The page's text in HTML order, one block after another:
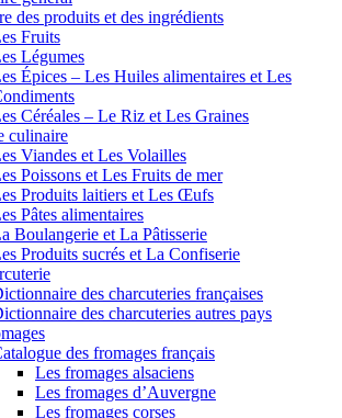
des produits et des ingrédients
Fruits
Légumes
Épices – Les Huiles alimentaires et Les
Céréales – Le Riz et Les Graines
culinaire
Viandes et Les Volailles
Poissons et Les Fruits de mer
Produits laitiers et Les Œufs
Pâtes alimentaires
Boulangerie et La Pâtisserie
Produits sucrés et La Confiserie
des charcuteries françaises
des charcuteries autres pays
des fromages français
Les fromages alsaciens
Les fromages d’Auvergne
Les fromages corses